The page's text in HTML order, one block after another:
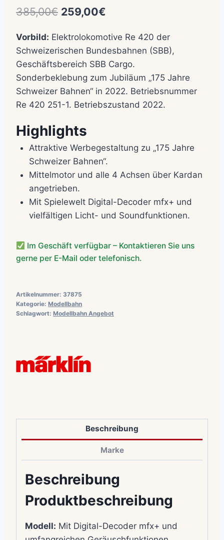
385,00€ Ursprünglicher
war:
385,00€
259,00€
ist:
259,00€.
Vorbild: Elektrolokomotive Re 420 der
Schweizerischen Bundesbahnen (SBB),
Geschäftsbereich SBB Cargo.
Sonderbeklebung zum Jubiläum „175 Jahre
Schweizer Bahnen“ in 2022. Betriebsnummer
Re 420 251-1. Betriebszustand 2022.
Highlights
Attraktive Werbegestaltung zu „175 Jahre
Schweizer Bahnen“.
Mittelmotor und alle 4 Achsen über Kardan
angetrieben.
Mit Spielewelt Digital-Decoder mfx+ und
vielfältigen Licht- und Soundfunktionen.
Im Geschäft verfügbar – Kontaktieren Sie uns
gerne per E-Mail oder telefonisch.
Artikelnummer: 37875
Kategorie: Modellbahn
Schlagwort: Modellbahn Angebot
Beschreibung
Marke
Beschreibung
Produktbeschreibung
Modell: Mit Digital-Decoder mfx+ und